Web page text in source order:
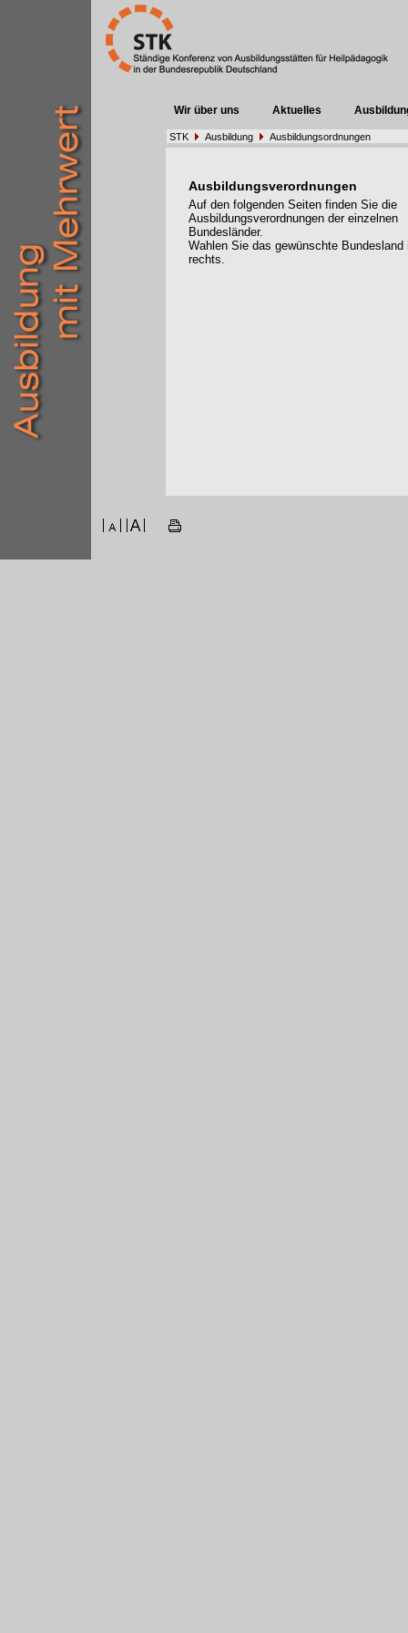
Wir über uns Aktuelles
STK Ausbildung Ausbildungsordnungen
Ausbildungsverordnungen
Auf den folgenden Seiten finden Sie die
Ausbildungsverordnungen der einzelnen
Bundesländer.
Wahlen Sie das gewünschte Bundesland
rechts.